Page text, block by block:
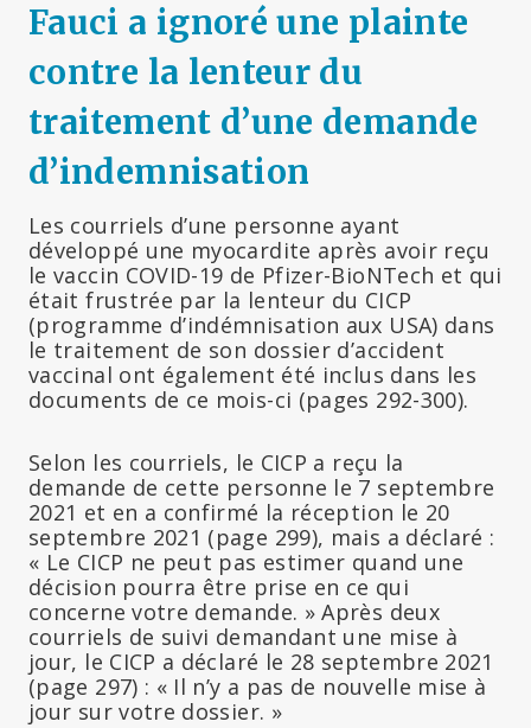
Fauci a ignoré une plainte
contre la lenteur du
traitement d’une demande
d’indemnisation
Les courriels d’une personne ayant
développé une myocardite après avoir reçu
le vaccin COVID-19 de Pfizer-BioNTech et qui
était frustrée par la lenteur du CICP
(programme d’indémnisation aux USA) dans
le traitement de son dossier d’accident
vaccinal ont également été inclus dans les
documents de ce mois-ci (pages 292-300).
Selon les courriels, le CICP a reçu la
demande de cette personne le 7 septembre
2021 et en a confirmé la réception le 20
septembre 2021 (page 299), mais a déclaré :
« Le CICP ne peut pas estimer quand une
décision pourra être prise en ce qui
concerne votre demande. » Après deux
courriels de suivi demandant une mise à
jour, le CICP a déclaré le 28 septembre 2021
(page 297) : « Il n’y a pas de nouvelle mise à
jour sur votre dossier. »